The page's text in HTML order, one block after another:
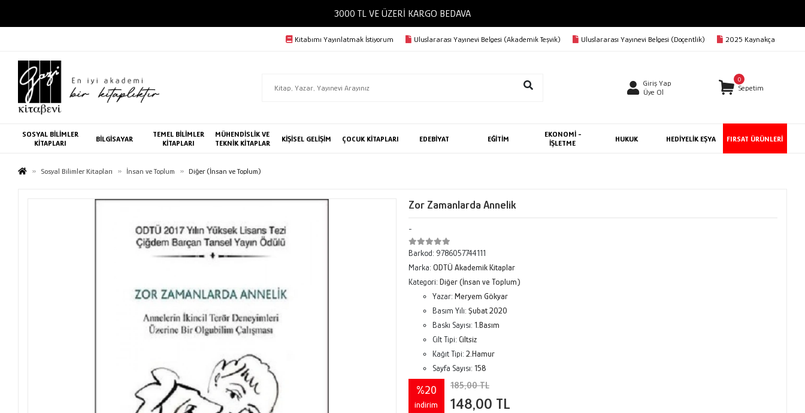
3000 TL VE ÜZERİ KARGO BEDAVA
Kitabımı Yayınlatmak İstiyorum Uluslararası Yayınevi Belgesi (Akademik Teşvik) Uluslararası Yayınevi Belgesi (Doçentlik) 2025 Kaynakça
Giriş Yap
Üye Ol
0
Sepetim
SOSYAL BİLİMLER
KİTAPLARI
BİLGİSAYAR
TEMEL BİLİMLER
KİTAPLARI
MÜHENDİSLİK VE
TEKNİK KİTAPLAR
KİŞİSEL GELİŞİM ÇOCUK KİTAPLARI EDEBİYAT EĞİTİM
EKONOMİ -
İŞLETME
HUKUK HEDİYELİK EŞYA FIRSAT ÜRÜNLERİ
Sosyal Bilimler Kitapları İnsan ve Toplum Diğer (İnsan ve Toplum)
Zor Zamanlarda Annelik
-
Barkod: 9786057744111
Marka: ODTÜ Akademik Kitaplar
Kategori: Diğer (İnsan ve Toplum)
Yazar: Meryem Gökyar
Basım Yılı: Şubat 2020
Baskı Sayısı: 1.Basım
Cilt Tipi: Ciltsiz
Kağıt Tipi: 2.Hamur
Sayfa Sayısı: 158
%20
indirim
185,00 TL
148,00 TL